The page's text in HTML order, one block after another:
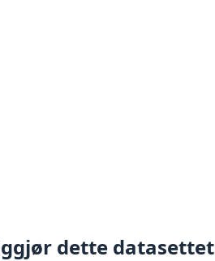
dette datasettet